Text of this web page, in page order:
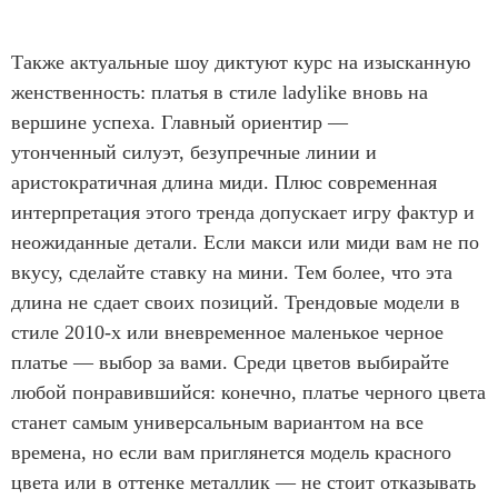
Также актуальные шоу диктуют курс на изысканную
женственность: платья в стиле ladylike вновь на
вершине успеха. Главный ориентир —
утонченный силуэт, безупречные линии и
аристократичная длина миди. Плюс современная
интерпретация этого тренда допускает игру фактур и
неожиданные детали. Если макси или миди вам не по
вкусу, сделайте ставку на мини. Тем более, что эта
длина не сдает своих позиций. Трендовые модели в
стиле 2010-х или вневременное маленькое черное
платье — выбор за вами. Среди цветов выбирайте
любой понравившийся: конечно, платье черного цвета
станет самым универсальным вариантом на все
времена, но если вам приглянется модель красного
цвета или в оттенке металлик — не стоит отказывать